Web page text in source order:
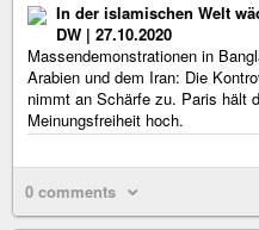
In der islamischen Welt
DW | 27.10.2020
Massendemonstrationen in
Arabien und dem Iran: Die
nimmt an Schärfe zu. Paris hält
Meinungsfreiheit hoch.
0 comments